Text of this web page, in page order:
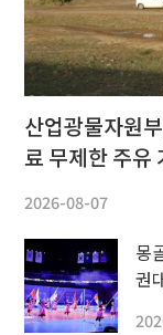
산업광물자원
료 무제한 주유
2026-08-07
몽
권